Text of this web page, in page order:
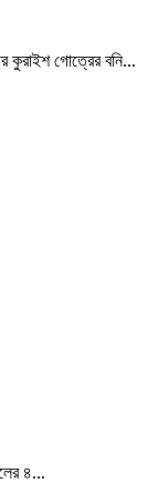
কুরাইশ গোত্রের বনি...
৪...